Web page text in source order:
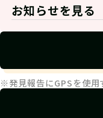
お知らせを見る
※発見報告にGPSを使用